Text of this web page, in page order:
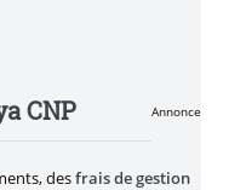
Annonce
CNP
desfrais de gestion